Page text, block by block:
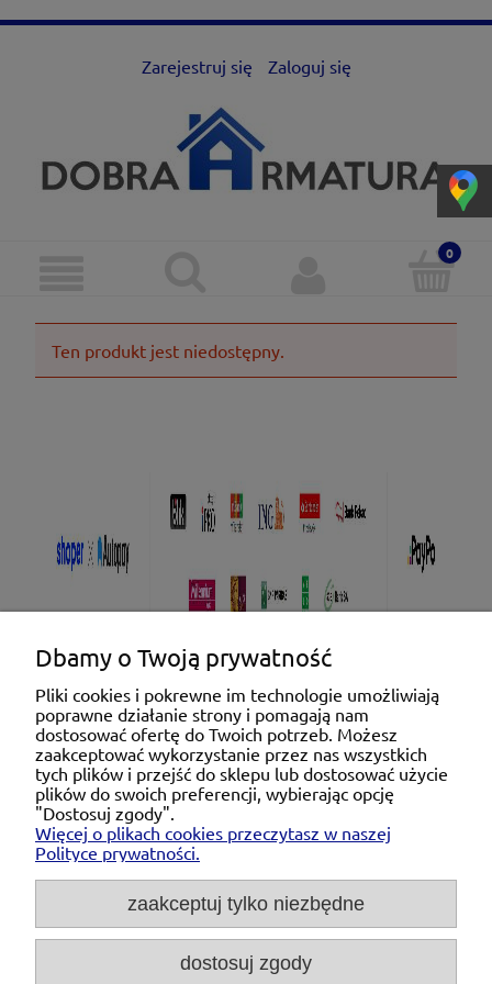
Zarejestruj się Zaloguj się
Ten produkt jest niedostępny.
Pomoc
Moje konto
Płatności i dostawa
O nas
Michał Niedźwiecki Dobra Armatura, ul. Krakowska
Dbamy o Twoją prywatność
Pliki cookies i pokrewne im technologie umożliwiają
poprawne działanie strony i pomagają nam
dostosować ofertę do Twoich potrzeb. Możesz
zaakceptować wykorzystanie przez nas wszystkich
tych plików i przejść do sklepu lub dostosować użycie
plików do swoich preferencji, wybierając opcję
"Dostosuj zgody".
Więcej o plikach cookies przeczytasz w naszej
Polityce prywatności.
zaakceptuj tylko niezbędne
dostosuj zgody